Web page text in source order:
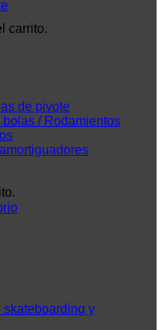
carrito.
de pivote
/ Rodamientos
y